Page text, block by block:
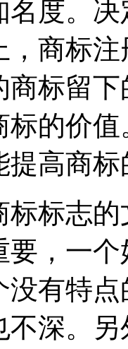
名度。
，商标
商标留
标的价
提高商
标标志
要，一
没有特
不深。